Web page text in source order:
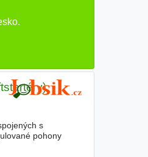
s
pohony